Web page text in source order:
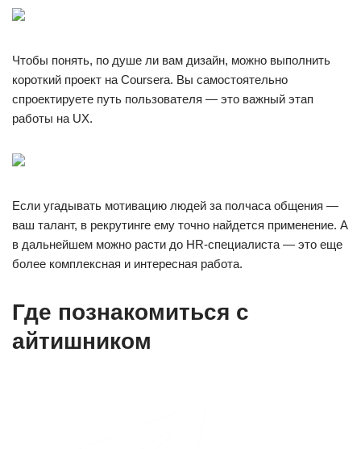
Чтобы понять, по душе ли вам дизайн, можно выполнить
короткий проект на Coursera. Вы самостоятельно
спроектируете путь пользователя — это важный этап
работы на UX.
Если угадывать мотивацию людей за полчаса общения —
ваш талант, в рекрутинге ему точно найдется применение. А
в дальнейшем можно расти до HR-специалиста — это еще
более комплексная и интересная работа.
Где познакомиться с
айтишником